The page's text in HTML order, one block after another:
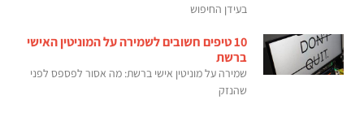
בעידן החיפוש
10 טיפים חשובים לשמירה על המוניטין האישי
ברשת
שמירה על מוניטין אישי ברשת: מה אסור לפספס לפני
שהנזק